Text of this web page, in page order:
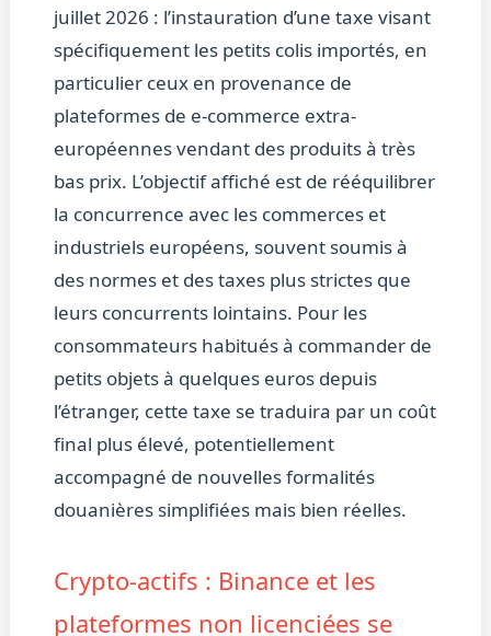
juillet 2026 : l’instauration d’une taxe visant
spécifiquement les petits colis importés, en
particulier ceux en provenance de
plateformes de e-commerce extra-
européennes vendant des produits à très
bas prix. L’objectif affiché est de rééquilibrer
la concurrence avec les commerces et
industriels européens, souvent soumis à
des normes et des taxes plus strictes que
leurs concurrents lointains. Pour les
consommateurs habitués à commander de
petits objets à quelques euros depuis
l’étranger, cette taxe se traduira par un coût
final plus élevé, potentiellement
accompagné de nouvelles formalités
douanières simplifiées mais bien réelles.
Crypto-actifs : Binance et les
plateformes non licenciées se